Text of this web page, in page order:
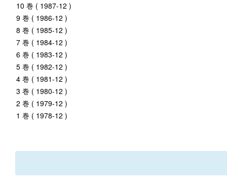
10 巻 ( 1987-12 )
9 巻 ( 1986-12 )
8 巻 ( 1985-12 )
7 巻 ( 1984-12 )
6 巻 ( 1983-12 )
5 巻 ( 1982-12 )
4 巻 ( 1981-12 )
3 巻 ( 1980-12 )
2 巻 ( 1979-12 )
1 巻 ( 1978-12 )